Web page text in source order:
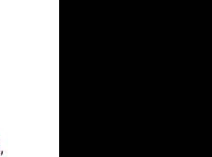
,